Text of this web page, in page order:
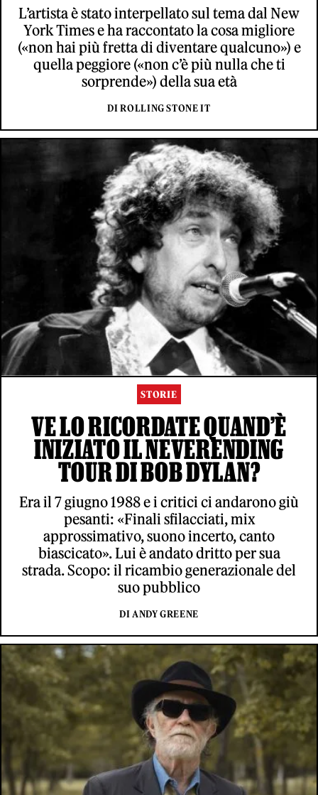
L’artista è stato interpellato sul tema dal New
York Times e ha raccontato la cosa migliore
(«non hai più fretta di diventare qualcuno») e
quella peggiore («non c’è più nulla che ti
sorprende») della sua età
DI ROLLING STONE IT
STORIE
VE LO RICORDATE QUAND’È
INIZIATO IL NEVERENDING
TOUR DI BOB DYLAN?
Era il 7 giugno 1988 e i critici ci andarono giù
pesanti: «Finali sfilacciati, mix
approssimativo, suono incerto, canto
biascicato». Lui è andato dritto per sua
strada. Scopo: il ricambio generazionale del
suo pubblico
DI ANDY GREENE